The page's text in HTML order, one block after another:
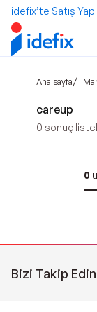
idefix’te Satış
Ana sayfa/
careup
0 sonuç
0
Bizi Takip Edin